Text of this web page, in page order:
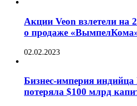
Акции Veon взлетели на
о продаже
02.02.2023
Бизнес-империя
потеряла $100 млрд